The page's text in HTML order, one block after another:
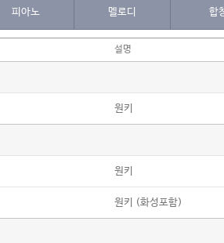
피아노 멜로디 합
설명
원키
원키
원키 (화성포함)